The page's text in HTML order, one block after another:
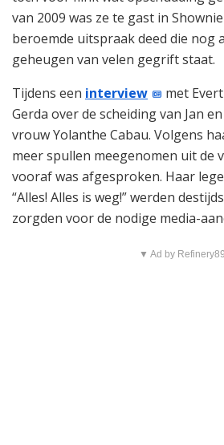
van 2009 was ze te gast in
beroemde uitspraak deed die nog
geheugen van velen gegrift staat.
Tijdens een interview
met
Gerda over de scheiding van Jan
vrouw Yolanthe Cabau. Volgens
meer spullen meegenomen uit de
vooraf was afgesproken. Haar
“Alles! Alles is weg!” werden
zorgden voor de nodige media-
▼ Ad by Refinery89